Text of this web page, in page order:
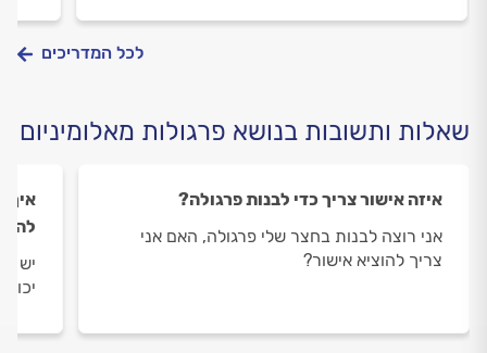
או להחליף? כך תזהו את הנזקים בזמן, תבינו מה
מצריך בעל מקצוע – ותאריכו לפרגולה את החייםלכל המדריכים
שאלות ותשובות בנושא פרגולות מאלומיניום
איזה אישור צריך כדי לבנות פרגולה?
אני רוצה לבנות בחצר שלי פרגולה, האם אני
צריך להוציא אישור?
איך
יש